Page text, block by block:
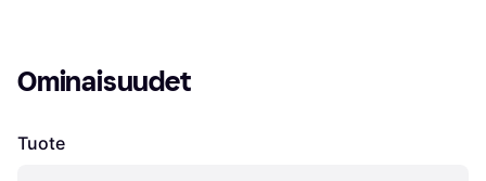
Ominaisuudet
Tuote